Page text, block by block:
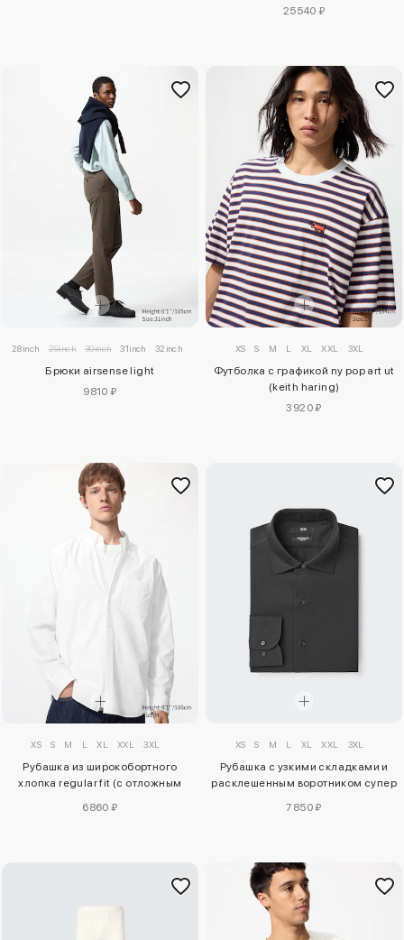
25540 ₽
28inch 29inch 30inch 31inch 32inch 34inch 35inch 36inch 38inch
Брюки airsense light
9810 ₽
XS S M L XL XXL 3XL
Футболка с графикой ny pop art ut
(keith haring)
3920 ₽
XS S M L XL XXL 3XL
Рубашка из широкобортного
хлопка regular fit (с отложным
6860 ₽
XS S M L XL XXL 3XL
Рубашка с узкими складками и
расклешенным воротником супер
7850 ₽